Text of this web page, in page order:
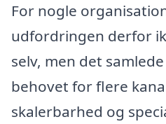
For nogle
udfordringen derfor
selv, men det
behovet for flere
skalerbarhed og